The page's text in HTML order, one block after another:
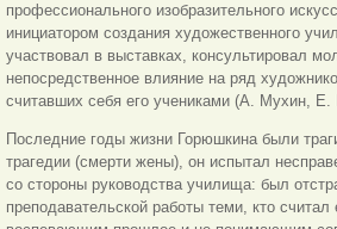
профессионального изобразительного
инициатором создания художественного
участвовал в выставках, консультировал
непосредственное влияние на ряд
считавших себя его учениками (А. Мухин, Е.
Последние годы жизни Горюшкина были
трагедии (смерти жены), он испытал
со стороны руководства училища: был
преподавательской работы теми, кто считал